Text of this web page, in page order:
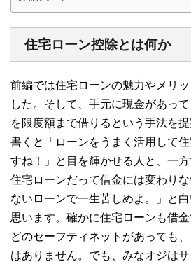
住宅ローン控除とは何か
前編では住宅ローンの魅力やメリ
した。そして、手元に現金があっ
を限度額まで借りるという手法を
書くと「ローンをうまく活用して
すね！」と目を輝かせる人と、一方
住宅ローンだって借金には変わり
ないローンで一生苦しめよ。」と
思います。確かに住宅ローンも借
どのセーフティネットがあっても
はありません。でも、みなオジは